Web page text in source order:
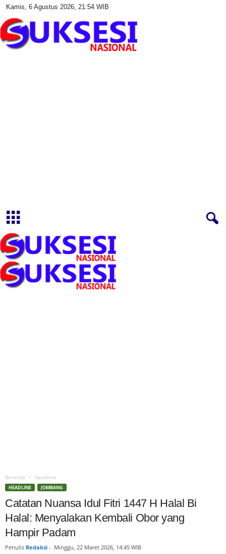
Kamis, 6 Agustus 2026, 21:54 WIB
Beranda Headline
HEADLINE JOMBANG
Catatan Nuansa Idul Fitri 1447 H Halal Bi
Halal: Menyalakan Kembali Obor yang
Hampir Padam
Penulis Redaksi - Minggu, 22 Maret 2026, 14:45 WIB